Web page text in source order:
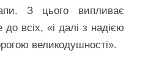
З цього випливає
всіх, «і далі з надією
великодушності».